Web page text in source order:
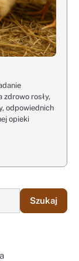
rosły,
odpowiednich
opieki
Szukaj